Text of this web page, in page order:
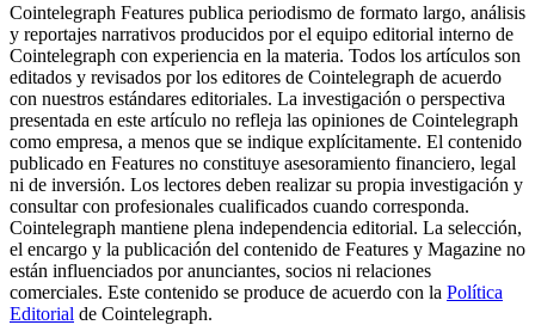
Cointelegraph Features publica periodismo de formato largo, análisis
y reportajes narrativos producidos por el equipo editorial interno de
Cointelegraph con experiencia en la materia. Todos los artículos son
editados y revisados por los editores de Cointelegraph de acuerdo
con nuestros estándares editoriales. La investigación o perspectiva
presentada en este artículo no refleja las opiniones de Cointelegraph
como empresa, a menos que se indique explícitamente. El contenido
publicado en Features no constituye asesoramiento financiero, legal
ni de inversión. Los lectores deben realizar su propia investigación y
consultar con profesionales cualificados cuando corresponda.
Cointelegraph mantiene plena independencia editorial. La selección,
el encargo y la publicación del contenido de Features y Magazine no
están influenciados por anunciantes, socios ni relaciones
comerciales. Este contenido se produce de acuerdo con la Política
Editorial de Cointelegraph.